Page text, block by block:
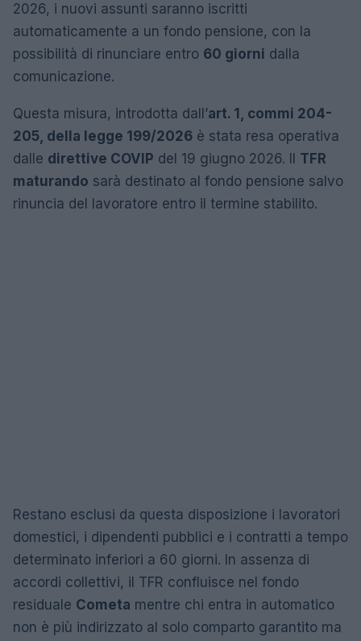
2026, i nuovi assunti saranno iscritti
automaticamente a un fondo pensione, con la
possibilità di rinunciare entro 60 giorni dalla
comunicazione.
Questa misura, introdotta dall’art. 1, commi 204-
205, della legge 199/2026 è stata resa operativa
dalle direttive COVIP del 19 giugno 2026. Il TFR
maturando sarà destinato al fondo pensione salvo
rinuncia del lavoratore entro il termine stabilito.
Restano esclusi da questa disposizione i lavoratori
domestici, i dipendenti pubblici e i contratti a tempo
determinato inferiori a 60 giorni. In assenza di
accordi collettivi, il TFR confluisce nel fondo
residuale Cometa mentre chi entra in automatico
non è più indirizzato al solo comparto garantito ma